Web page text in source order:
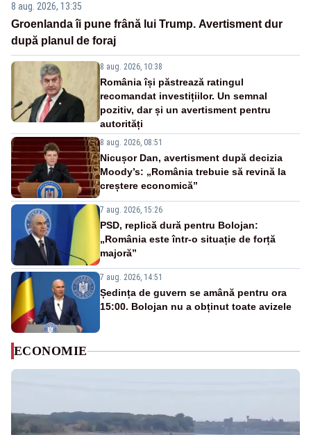
8 aug. 2026, 13:35
Groenlanda îi pune frână lui Trump. Avertisment dur
după planul de foraj
8 aug. 2026, 10:38
România își păstrează ratingul
recomandat investițiilor. Un semnal
pozitiv, dar și un avertisment pentru
autorități
8 aug. 2026, 08:51
Nicușor Dan, avertisment după decizia
Moody’s: „România trebuie să revină la
creștere economică”
7 aug. 2026, 15:26
PSD, replică dură pentru Bolojan:
„România este într-o situație de forță
majoră”
7 aug. 2026, 14:51
Ședința de guvern se amână pentru ora
15:00. Bolojan nu a obținut toate avizele
ECONOMIE